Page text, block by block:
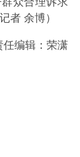
者 余博）
任编辑：荣潇